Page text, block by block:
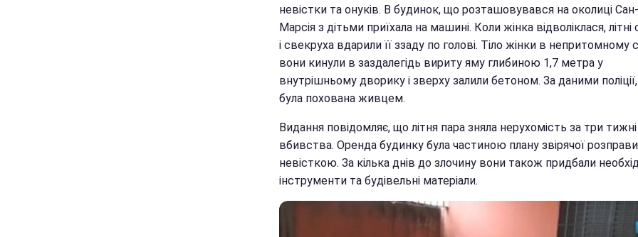
невістки та онуків. В будинок, що розташовувався на околиці
Марсія з дітьми приїхала на машині. Коли жінка відволіклася,
і свекруха вдарили її ззаду по голові. Тіло жінки в непритомному
вони кинули в заздалегідь вириту яму глибиною 1,7 метра у
внутрішньому дворику і зверху залили бетоном. За даними
була похована живцем.
Видання повідомляє, що літня пара зняла нерухомість за три
вбивства. Оренда будинку була частиною плану звірячої
невісткою. За кілька днів до злочину вони також придбали
інструменти та будівельні матеріали.